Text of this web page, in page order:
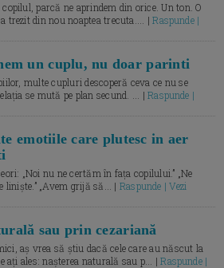
parcă ne aprindem din orice. Un ton. O
trezit din nou noaptea trecuta.... |Raspunde |
un cuplu, nu doar parinti
multe cupluri descoperă ceva ce nu se
se mută pe plan secund. ... |Raspunde |
emotiile care plutesc in aer
„Noi nu ne certăm în fața copilului.” „Ne
liniște.” „Avem grijă să... | Raspunde | Vezi
sau prin cezariană
aș vrea să știu dacă cele care au născut la
ați ales: nașterea naturală sau p... |Raspunde |